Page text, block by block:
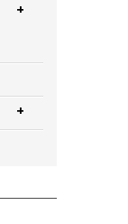
+
+